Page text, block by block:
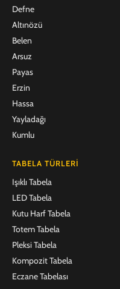
Defne
Altınözü
Belen
Arsuz
Payas
Erzin
Hassa
Yayladağı
Kumlu
TABELA TÜRLERI
Işıklı Tabela
LED Tabela
Kutu Harf Tabela
Totem Tabela
Pleksi Tabela
Kompozit Tabela
Eczane Tabelası